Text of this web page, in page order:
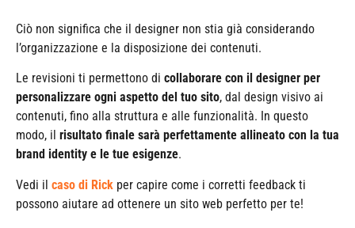
Ciò non significa che il designer non stia già considerando
l’organizzazione e la disposizione dei contenuti.
Le revisioni ti permettono di collaborare con il designer per
personalizzare ogni aspetto del tuo sito, dal design visivo ai
contenuti, fino alla struttura e alle funzionalità. In questo
modo, il risultato finale sarà perfettamente allineato con la tua
brand identity e le tue esigenze.
Vedi il caso di Rick per capire come i corretti feedback ti
possono aiutare ad ottenere un sito web perfetto per te!